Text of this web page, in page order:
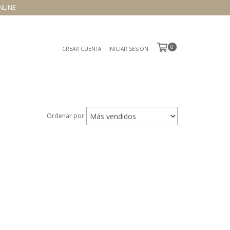
CREAR CUENTA INICIAR SESIÓN 0
Ordenar por